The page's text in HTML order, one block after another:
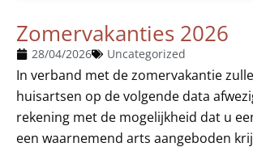
Zomervakanties 2026
28/04/2026 Uncategorized
In verband met de zomervakantie
huisartsen op de volgende data
rekening met de mogelijkheid dat u
een waarnemend arts aangeboden